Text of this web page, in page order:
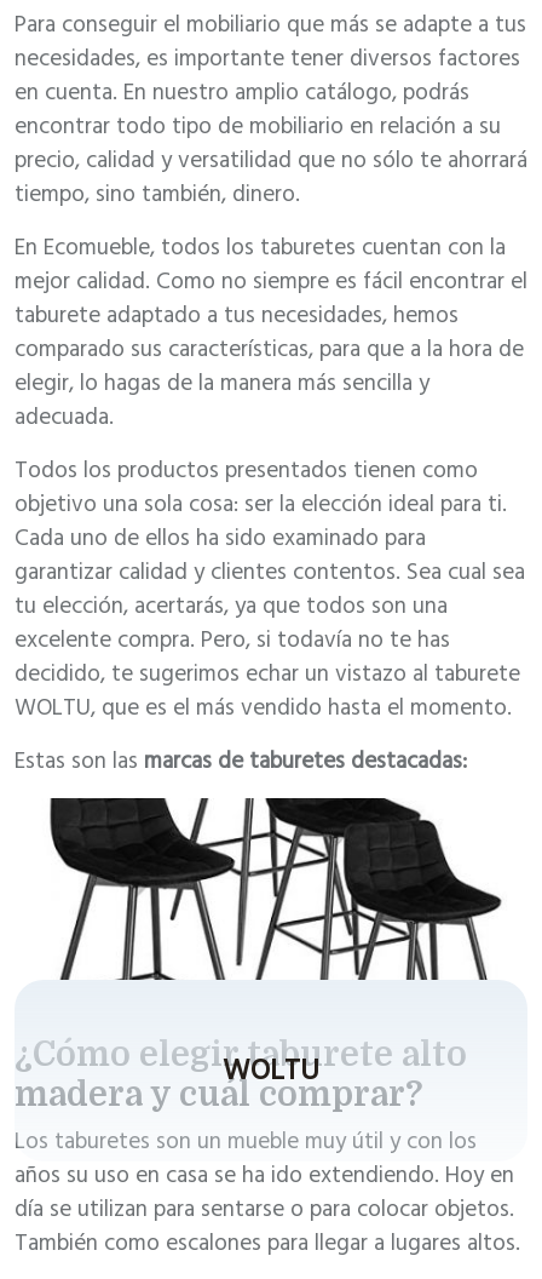
Para conseguir el mobiliario que más se adapte a tus
necesidades, es importante tener diversos factores
en cuenta. En nuestro amplio catálogo, podrás
encontrar todo tipo de mobiliario en relación a su
precio, calidad y versatilidad que no sólo te ahorrará
tiempo, sino también, dinero.
En Ecomueble, todos los taburetes cuentan con la
mejor calidad. Como no siempre es fácil encontrar el
taburete adaptado a tus necesidades, hemos
comparado sus características, para que a la hora de
elegir, lo hagas de la manera más sencilla y
adecuada.
Todos los productos presentados tienen como
objetivo una sola cosa: ser la elección ideal para ti.
Cada uno de ellos ha sido examinado para
garantizar calidad y clientes contentos. Sea cual sea
tu elección, acertarás, ya que todos son una
excelente compra. Pero, si todavía no te has
decidido, te sugerimos echar un vistazo al taburete
WOLTU, que es el más vendido hasta el momento.
Estas son las marcas de taburetes destacadas:
WOLTU
¿Cómo elegir taburete alto
madera y cuál comprar?
Los taburetes son un mueble muy útil y con los
años su uso en casa se ha ido extendiendo. Hoy en
día se utilizan para sentarse o para colocar objetos.
También como escalones para llegar a lugares altos.